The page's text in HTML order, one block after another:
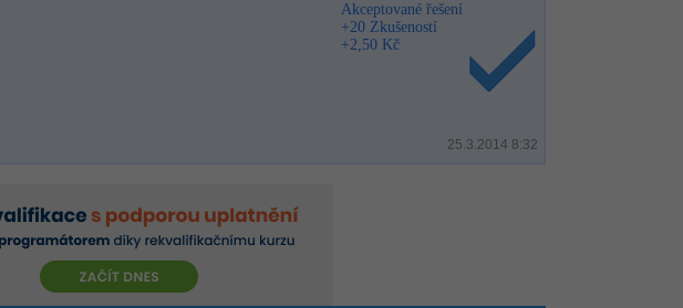
Akceptované řešení
+20 Zkušeností
+2,50 Kč
25.3.2014 8:32